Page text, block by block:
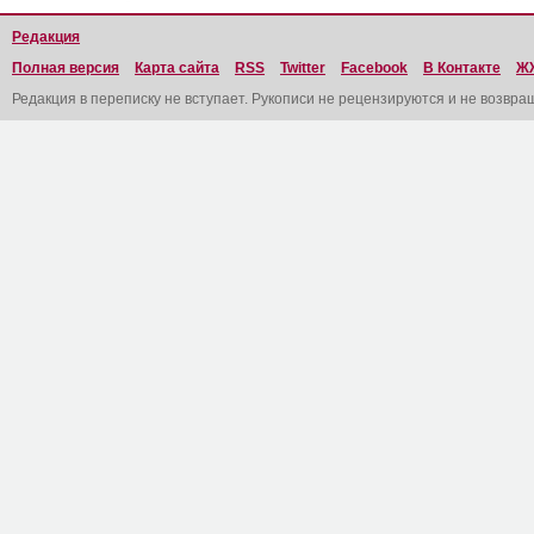
Редакция
Полная версия
Карта сайта RSS Twitter Facebook В Контакте
Редакция в переписку не вступает. Рукописи не рецензируются и не